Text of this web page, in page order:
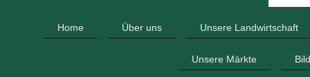
Home Über uns Unsere Landwirtschaft
Unsere Märkte